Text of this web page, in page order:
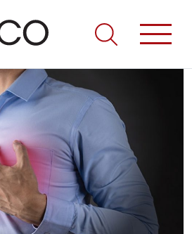
os Médicos. Onde as notícias
o que se passa na Saúde!